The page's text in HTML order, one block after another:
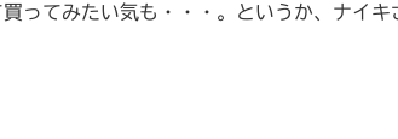
買ってみたい気も・・・。というか、ナイキ